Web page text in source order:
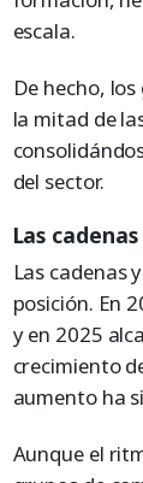
escala.
De hecho,
la mitad de
del sector.
Las
Las cadenas
posición. En
y en 2025
crecimiento
aumento ha
Aunque el